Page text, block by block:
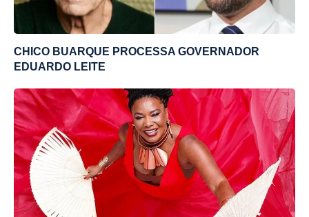
CHICO BUARQUE PROCESSA GOVERNADOR
EDUARDO LEITE